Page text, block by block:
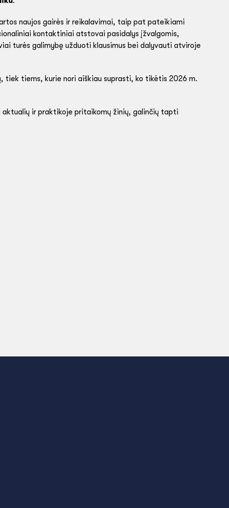
naujos gairės ir reikalavimai, taip pat pateikiami
kontaktiniai atstovai pasidalys įžvalgomis,
turės galimybę užduoti klausimus bei dalyvauti atviroje
tiek tiems, kurie nori aiškiau suprasti, ko tikėtis 2026 m.
ir praktikoje pritaikomų žinių, galinčių tapti